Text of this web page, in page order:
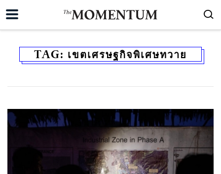
TAG: เขตเศรษฐกิจพิเศษทวาย